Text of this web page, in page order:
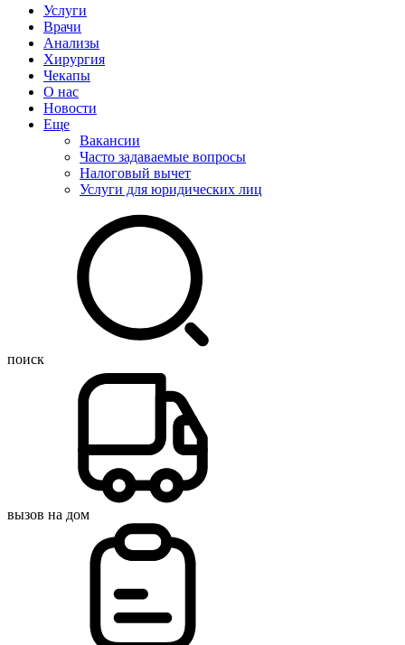
Услуги
Врачи
Анализы
Хирургия
Чекапы
О нас
Новости
Еще
Вакансии
Часто задаваемые вопросы
Налоговый вычет
Услуги для юридических лиц
поиск
вызов на дом